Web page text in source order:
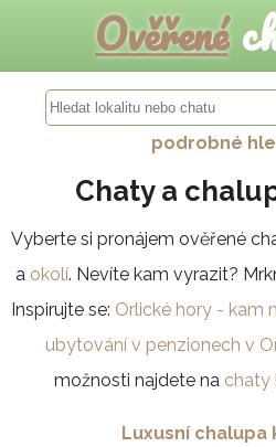
Ověřené
podrobné
Chaty a
Vyberte si pronájem ověřené
a okolí. Nevíte kam vyrazit?
Inspirujte se: Orlické hory - kam
ubytování v penzionech v
možnosti najdete na chaty
Luxusní chalupa